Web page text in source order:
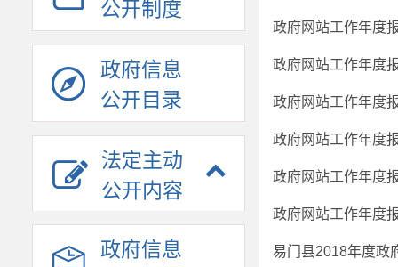
公开制度
政府信息
公开目录
法定主动
公开内容
政府信息
政府网站工作年度
政府网站工作年度
政府网站工作年度
政府网站工作年度
政府网站工作年度
政府网站工作年度
易门县2018年度政